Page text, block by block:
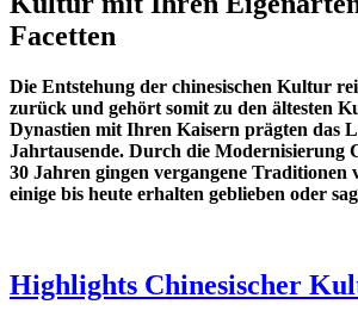
Facetten
Die Entstehung der chinesischen Kultur
zurück und gehört somit zu den ältesten
Dynastien mit Ihren Kaisern prägten das
Jahrtausende. Durch die Modernisierung
30 Jahren gingen vergangene Traditionen
einige bis heute erhalten geblieben oder
Highlights Chinesischer